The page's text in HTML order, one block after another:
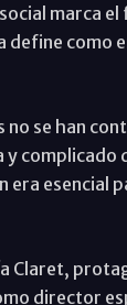
marca
define como
se han
complicado
era esencial
Claret,
director